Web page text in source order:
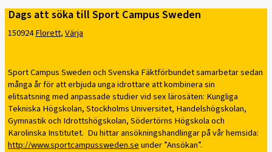
​Dags att söka till Sport Campus Sweden
150924Florett,Värja
Sport Campus Sweden och Svenska Fäktförbundet samarbetar sedan
många år för att erbjuda unga idrottare att kombinera sin
elitsatsning med anpassade studier vid sex lärosäten: Kungliga
Tekniska Högskolan, Stockholms Universitet, Handelshögskolan,
Gymnastik och Idrottshögskolan, Södertörns Högskola och
Karolinska Institutet. Du hittar ansökningshandlingar på vår hemsida:
http://www.sportcampussweden.seunder ”Ansökan”.